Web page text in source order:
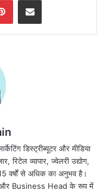
(Aries):
डिस्ट्रीब्यूटर और मीडिया
रिटेल व्यापार, ज्वेलरी उद्योग,
वर्षों से अधिक का अनुभव है।
और Business Head के रूप में